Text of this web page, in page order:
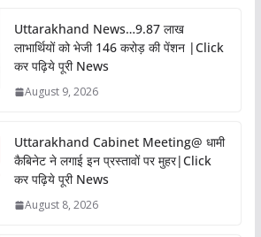
Uttarakhand News…9.87 लाख
लाभार्थियों को भेजी 146 करोड़ की पेंशन |Click
कर पढ़िये पूरी News
August 9, 2026
Uttarakhand Cabinet Meeting@ धामी
कैबिनेट ने लगाई इन प्रस्तावों पर मुहर|Click
कर पढ़िये पूरी News
August 8, 2026